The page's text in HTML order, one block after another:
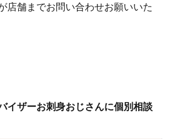
店舗までお問い合わせお願いいた
イザーお刺身おじさんに個別相談